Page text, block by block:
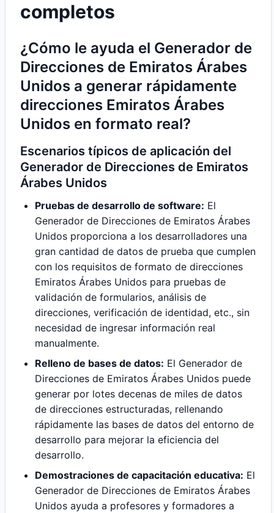
completos
¿Cómo le ayuda el Generador de
Direcciones de Emiratos Árabes
Unidos a generar rápidamente
direcciones Emiratos Árabes
Unidos en formato real?
Escenarios típicos de aplicación del
Generador de Direcciones de Emiratos
Árabes Unidos
Pruebas de desarrollo de software: El
Generador de Direcciones de Emiratos Árabes
Unidos proporciona a los desarrolladores una
gran cantidad de datos de prueba que cumplen
con los requisitos de formato de direcciones
Emiratos Árabes Unidos para pruebas de
validación de formularios, análisis de
direcciones, verificación de identidad, etc., sin
necesidad de ingresar información real
manualmente.
Relleno de bases de datos: El Generador de
Direcciones de Emiratos Árabes Unidos puede
generar por lotes decenas de miles de datos
de direcciones estructuradas, rellenando
rápidamente las bases de datos del entorno de
desarrollo para mejorar la eficiencia del
desarrollo.
Demostraciones de capacitación educativa: El
Generador de Direcciones de Emiratos Árabes
Unidos ayuda a profesores y formadores a